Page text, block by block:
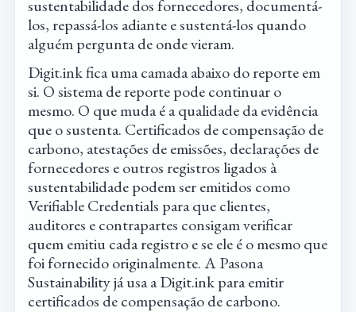
sustentabilidade dos fornecedores, documentá-
los, repassá-los adiante e sustentá-los quando
alguém pergunta de onde vieram.
Digit.ink fica uma camada abaixo do reporte em
si. O sistema de reporte pode continuar o
mesmo. O que muda é a qualidade da evidência
que o sustenta. Certificados de compensação de
carbono, atestações de emissões, declarações de
fornecedores e outros registros ligados à
sustentabilidade podem ser emitidos como
Verifiable Credentials para que clientes,
auditores e contrapartes consigam verificar
quem emitiu cada registro e se ele é o mesmo que
foi fornecido originalmente. A Pasona
Sustainability já usa a Digit.ink para emitir
certificados de compensação de carbono.